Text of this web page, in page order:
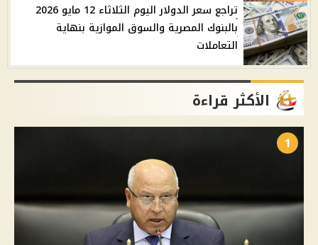
تراجع سعر الدولار اليوم الثلاثاء 12 مايو 2026
بالبنوك المصرية والسوق الموازية بنهاية
التعاملات
الأكثر قراءة
1